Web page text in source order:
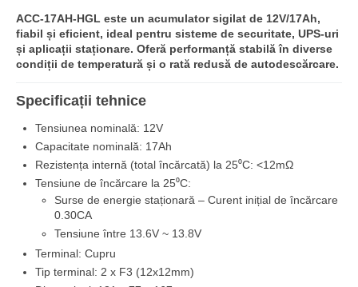
ACC-17AH-HGL este un acumulator sigilat de 12V/17Ah,
fiabil și eficient, ideal pentru sisteme de securitate, UPS-uri
și aplicații staționare. Oferă performanță stabilă în diverse
condiții de temperatură și o rată redusă de autodescărcare.
Specificații tehnice
Tensiunea nominală: 12V
Capacitate nominală: 17Ah
Rezistența internă (total încărcată) la 25⁰C: <12mΩ
Tensiune de încărcare la 25⁰C:
Surse de energie staționară – Curent inițial de încărcare
0.30CA
Tensiune între 13.6V ~ 13.8V
Terminal: Cupru
Tip terminal: 2 x F3 (12x12mm)